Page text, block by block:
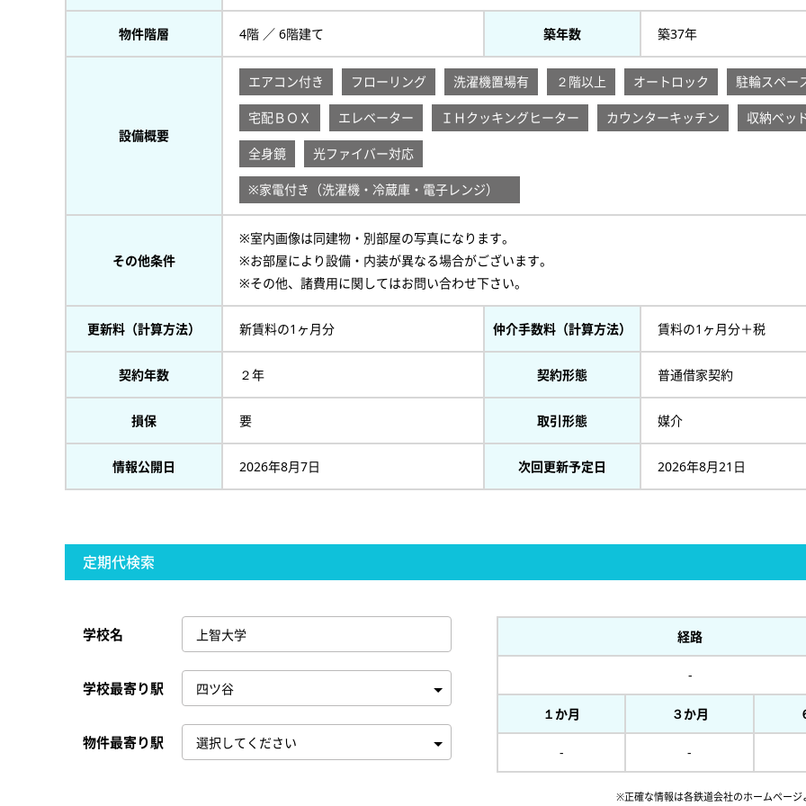
物件階層 4階 ／ 6階建て 築年数 築37年
設備概要
エアコン付き フローリング 洗濯機置場有 ２階以上 オートロック 駐輪スペー
宅配ＢＯＸ エレベーター ＩＨクッキングヒーター カウンターキッチン 収納ベッ
全身鏡 光ファイバー対応
※家電付き（洗濯機・冷蔵庫・電子レンジ）
その他条件
※室内画像は同建物・別部屋の写真になります。
※お部屋により設備・内装が異なる場合がございます。
※その他、諸費用に関してはお問い合わせ下さい。
更新料（計算方法） 新賃料の1ヶ月分 仲介手数料（計算方法） 賃料の1ヶ月分＋税
契約年数 ２年 契約形態 普通借家契約
損保 要 取引形態 媒介
情報公開日 2026年8月7日 次回更新予定日 2026年8月21日
定期代検索
学校名
学校最寄り駅
物件最寄り駅
経路
-
１か月 ３か月
- -
※正確な情報は各鉄道会社のホームページ